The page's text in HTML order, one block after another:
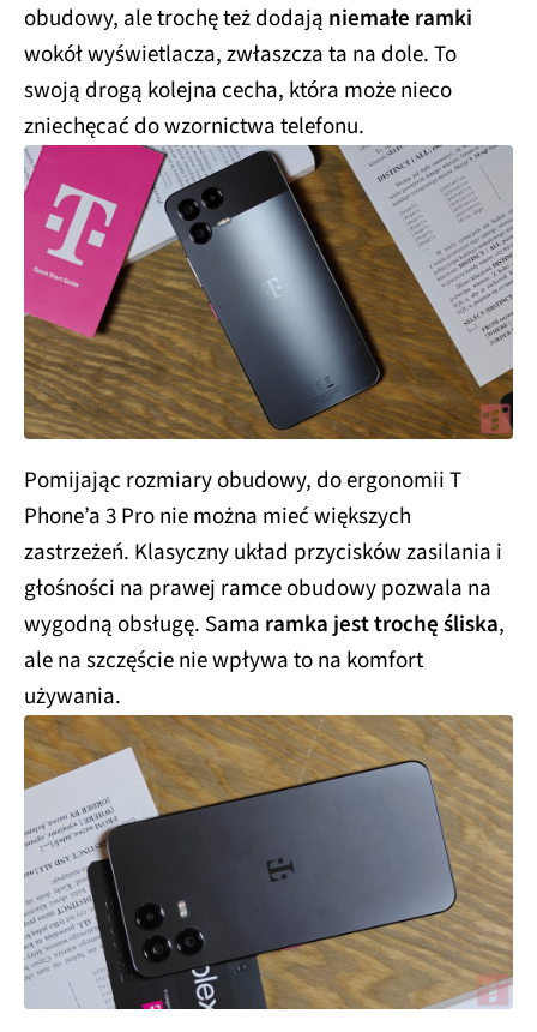
obudowy, ale trochę też dodają niemałe ramki
wokół wyświetlacza, zwłaszcza ta na dole. To
swoją drogą kolejna cecha, która może nieco
zniechęcać do wzornictwa telefonu.
Pomijając rozmiary obudowy, do ergonomii T
Phone’a 3 Pro nie można mieć większych
zastrzeżeń. Klasyczny układ przycisków zasilania i
głośności na prawej ramce obudowy pozwala na
wygodną obsługę. Sama ramka jest trochę śliska,
ale na szczęście nie wpływa to na komfort
używania.